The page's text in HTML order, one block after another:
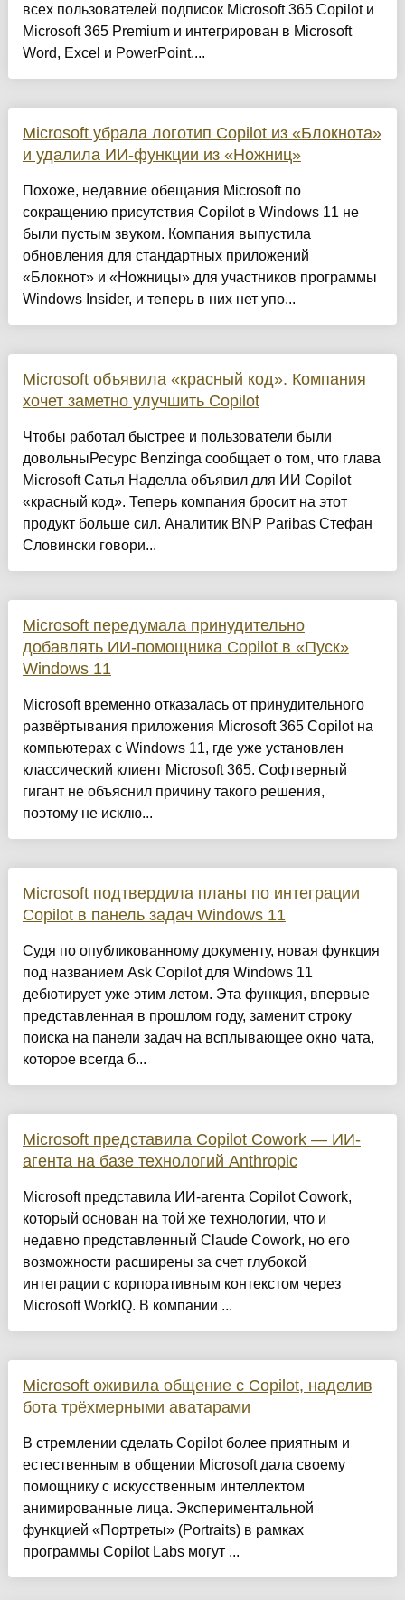
всех пользователей подписок Microsoft 365 Copilot и
Microsoft 365 Premium и интегрирован в Microsoft
Word, Excel и PowerPoint....
Microsoft убрала логотип Copilot из «Блокнота»
и удалила ИИ-функции из «Ножниц»
Похоже, недавние обещания Microsoft по
сокращению присутствия Copilot в Windows 11 не
были пустым звуком. Компания выпустила
обновления для стандартных приложений
«Блокнот» и «Ножницы» для участников программы
Windows Insider, и теперь в них нет упо...
Microsoft объявила «красный код». Компания
хочет заметно улучшить Copilot
Чтобы работал быстрее и пользователи были
довольныРесурс Benzinga сообщает о том, что глава
Microsoft Сатья Наделла объявил для ИИ Copilot
«красный код». Теперь компания бросит на этот
продукт больше сил. Аналитик BNP Paribas Стефан
Словински говори...
Microsoft передумала принудительно
добавлять ИИ-помощника Copilot в «Пуск»
Windows 11
Microsoft временно отказалась от принудительного
развёртывания приложения Microsoft 365 Copilot на
компьютерах с Windows 11, где уже установлен
классический клиент Microsoft 365. Софтверный
гигант не объяснил причину такого решения,
поэтому не исклю...
Microsoft подтвердила планы по интеграции
Copilot в панель задач Windows 11
Судя по опубликованному документу, новая функция
под названием Ask Copilot для Windows 11
дебютирует уже этим летом. Эта функция, впервые
представленная в прошлом году, заменит строку
поиска на панели задач на всплывающее окно чата,
которое всегда б...
Microsoft представила Copilot Cowork — ИИ-
агента на базе технологий Anthropic
Microsoft представила ИИ-агента Copilot Cowork,
который основан на той же технологии, что и
недавно представленный Claude Cowork, но его
возможности расширены за счет глубокой
интеграции с корпоративным контекстом через
Microsoft WorkIQ. В компании ...
Microsoft оживила общение с Copilot, наделив
бота трёхмерными аватарами
В стремлении сделать Copilot более приятным и
естественным в общении Microsoft дала своему
помощнику с искусственным интеллектом
анимированные лица. Экспериментальной
функцией «Портреты» (Portraits) в рамках
программы Copilot Labs могут ...